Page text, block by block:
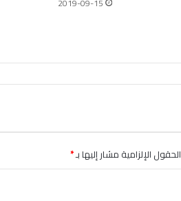
الحقول الإلزامية مشار إليها بـ*